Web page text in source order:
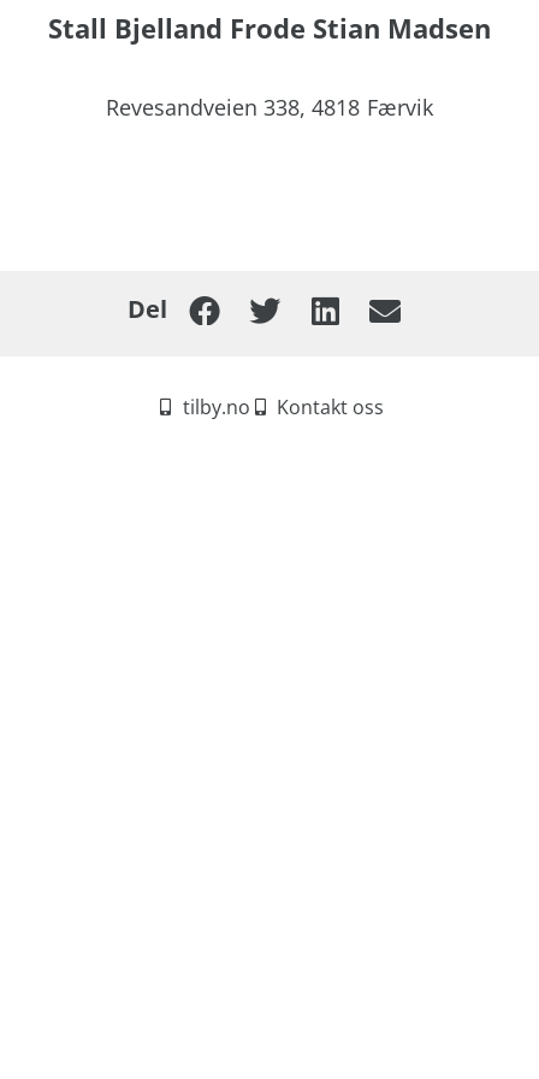
Stall Bjelland Frode Stian Madsen
Revesandveien 338, 4818 Færvik
Del
tilby.no Kontakt oss